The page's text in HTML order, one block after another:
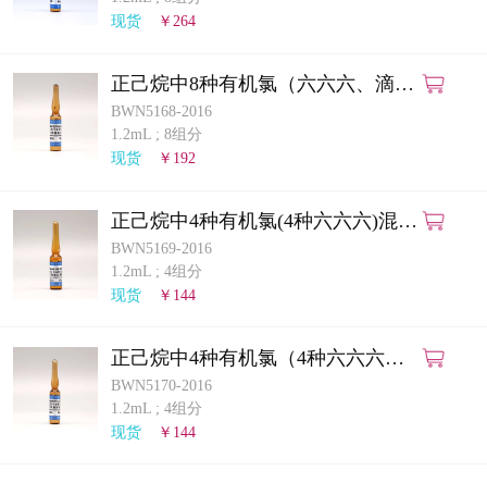
现货
￥264
正己烷中8种有机氯（六六六、滴滴
涕）混合溶液标准物质
BWN5168-2016
1.2mL ; 8组分
现货
￥192
正己烷中4种有机氯(4种六六六)混合
溶液标准物质
BWN5169-2016
1.2mL ; 4组分
现货
￥144
正己烷中4种有机氯（4种六六六）
混合溶液标准物质
BWN5170-2016
1.2mL ; 4组分
现货
￥144